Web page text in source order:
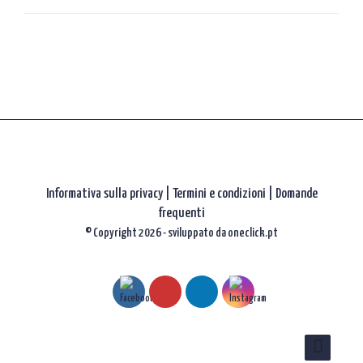
Informativa sulla privacy| Termini e condizioni |
Domande
frequenti
© Copyright 2026 - sviluppato da oneclick.pt